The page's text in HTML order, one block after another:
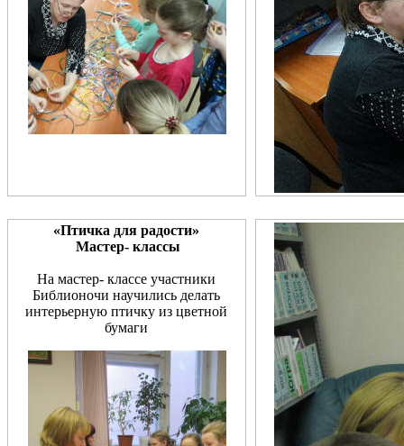
«Птичка для радости»
Мастер- классы
На мастер- классе участники
Библионочи научились делать
интерьерную птичку из цветной
бумаги